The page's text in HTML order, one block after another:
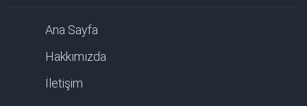
Ana Sayfa
Hakkımızda
İletişim